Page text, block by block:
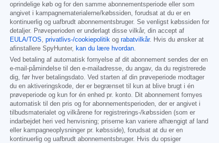
oprindelige køb og for den samme abonnementsperiode eller som
angivet i kampagnematerialerne/købssiden, forudsat at du er en
kontinuerlig og uafbrudt abonnementsbruger. Se venligst købssiden for
detaljer. Prøveperioden er underlagt disse vilkår, din accept af
EULA/TOS
privatlivs-/cookiepolitik og rabatvilkår. Hvis du ønsker at
afinstallere SpyHunter,
kan du lære hvordan
Ved betaling af automatisk fornyelse af dit abonnement sendes der en
e-mail-påmindelse til den e-mailadresse, du angav, da du registrerede
dig, før hver betalingsdato. Ved starten af din prøveperiode modtager
du en aktiveringskode, der er begrænset til kun at blive brugt i én
prøveperiode og kun for én enhed pr. konto. Dit abonnement fornyes
automatisk til den pris og for abonnementsperioden, der er angivet i
tilbudsmaterialet og vilkårene for registrerings-/købssiden (som er
indarbejdet heri ved henvisning; priserne kan variere afhængigt af land
eller kampagneoplysninger pr. købsside), forudsat at du er en
kontinuerlig og uafbrudt abonnementsbruger. Hvis du opsiger